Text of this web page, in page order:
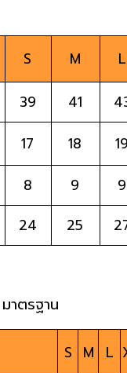
S M L
39 41
17 18 19
8 9 9
24 25
าตรฐาน
S M L